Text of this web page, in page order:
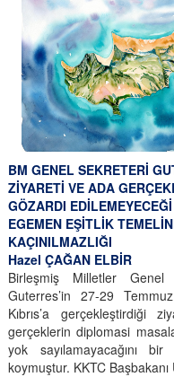
BM GENEL SEKRETERİ
ZİYARETİ VE ADA
GÖZARDI
EGEMEN EŞİTLİK
KAÇINILMAZLIĞI
Hazel ÇAĞAN ELBİR
Birleşmiş Milletler Genel
Guterres’in 27-29
Kıbrıs’a gerçekleştirdiği
gerçeklerin diplomasi
yok sayılamayacağını
koymuştur. KKTC Başbakanı